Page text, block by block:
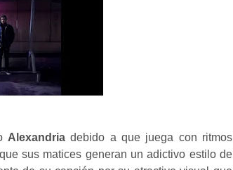
Alexandria debido a que juega con ritmos
sus matices generan un adictivo estilo de